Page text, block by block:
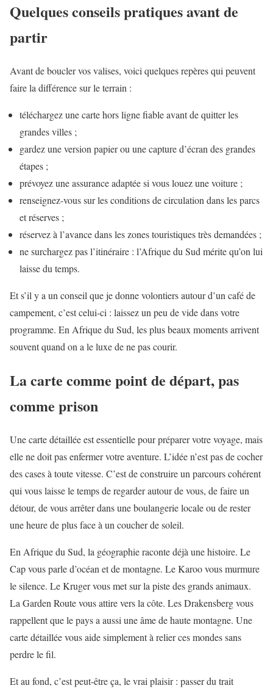
Quelques conseils pratiques avant de
partir
Avant de boucler vos valises, voici quelques repères qui peuvent
faire la différence sur le terrain :
téléchargez une carte hors ligne fiable avant de quitter les
grandes villes ;
gardez une version papier ou une capture d’écran des grandes
étapes ;
prévoyez une assurance adaptée si vous louez une voiture ;
renseignez-vous sur les conditions de circulation dans les parcs
et réserves ;
réservez à l’avance dans les zones touristiques très demandées ;
ne surchargez pas l’itinéraire : l’Afrique du Sud mérite qu’on lui
laisse du temps.
Et s’il y a un conseil que je donne volontiers autour d’un café de
campement, c’est celui-ci : laissez un peu de vide dans votre
programme. En Afrique du Sud, les plus beaux moments arrivent
souvent quand on a le luxe de ne pas courir.
La carte comme point de départ, pas
comme prison
Une carte détaillée est essentielle pour préparer votre voyage, mais
elle ne doit pas enfermer votre aventure. L’idée n’est pas de cocher
des cases à toute vitesse. C’est de construire un parcours cohérent
qui vous laisse le temps de regarder autour de vous, de faire un
détour, de vous arrêter dans une boulangerie locale ou de rester
une heure de plus face à un coucher de soleil.
En Afrique du Sud, la géographie raconte déjà une histoire. Le
Cap vous parle d’océan et de montagne. Le Karoo vous murmure
le silence. Le Kruger vous met sur la piste des grands animaux.
La Garden Route vous attire vers la côte. Les Drakensberg vous
rappellent que le pays a aussi une âme de haute montagne. Une
carte détaillée vous aide simplement à relier ces mondes sans
perdre le fil.
Et au fond, c’est peut-être ça, le vrai plaisir : passer du trait